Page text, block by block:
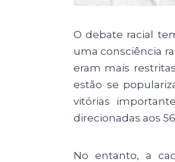
O debate racial
uma consciência
eram mais
estão se
vitórias
direcionadas aos
No entanto, a